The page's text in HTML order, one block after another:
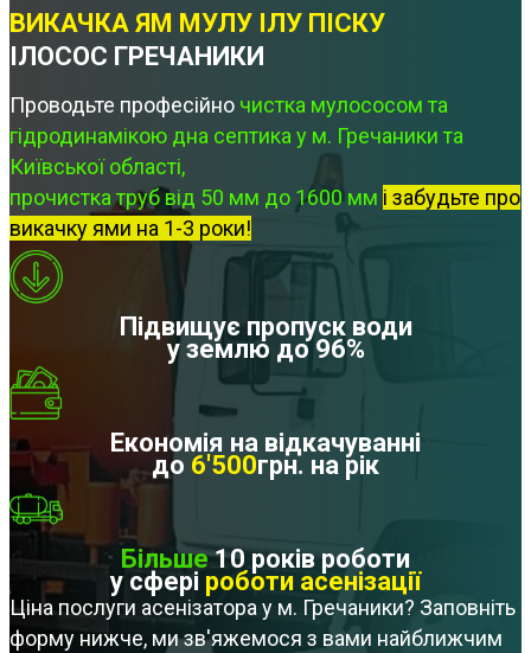
ВИКАЧКА ЯМ МУЛУ ІЛУ ПІСКУ
ІЛОСОС ГРЕЧАНИКИ
Проводьте професійно чистка мулососом та
гідродинамікою дна септика у м. Гречаники та
Київської області,
прочистка труб від 50 мм до 1600 мм і забудьте про
викачку ями на 1-3 роки!
Підвищує пропуск води
у землю до 96%
Економія на відкачуванні
до 6'500грн. на рік
Більше10 років роботи
у сфері роботи асенізації
Ціна послуги асенізатора у м. Гречаники? Заповніть
форму нижче, ми зв'яжемося з вами найближчим